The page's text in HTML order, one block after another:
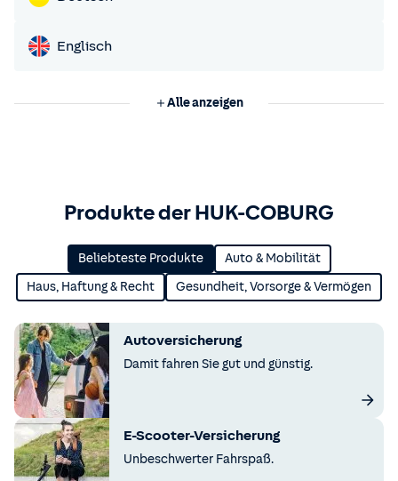
Englisch
Alle anzeigen
Produkte der HUK-COBURG
Beliebteste Produkte Auto & Mobilität
Haus, Haftung & Recht Gesundheit, Vorsorge & Vermögen
Autoversicherung
Damit fahren Sie gut und günstig.
E-Scooter-Versicherung
Unbeschwerter Fahrspaß.